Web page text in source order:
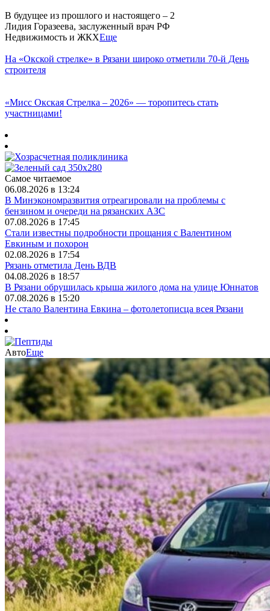
В будущее из прошлого и настоящего – 2
Лидия Горазеева, заслуженный врач РФ
Недвижимость и ЖКХЕще
На «Окской стрелке» в Рязани широко отметили 70-й День
строителя
«Мисс Окская Стрелка – 2026» — торопитесь стать
участницами!
Самое читаемое
06.08.2026 в 13:24
В Минэкономразвития отреагировали на проблемы с
бензином и очереди на рязанских АЗС
07.08.2026 в 17:45
Стали известны подробности прощания с Валентином
Евкиным и похорон
02.08.2026 в 17:54
Рязань отметила День ВДВ
04.08.2026 в 18:57
В Рязани обрушилась крыша жилого дома на улице Юннатов
07.08.2026 в 15:20
Не стало Валентина Евкина – фотолетописца всея Рязани
АвтоЕще